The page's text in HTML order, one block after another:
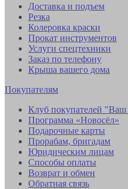
Доставка и подъем
Резка
Колеровка краски
Прокат инструментов
Услуги спецтехники
Заказ по телефону
Крыша вашего дома
Покупателям
Клуб покупателей
Программа «Новосёл»
Подарочные карты
Прорабам, бригадам
Юридическим лицам
Способы оплаты
Возврат и обмен
Обратная связь